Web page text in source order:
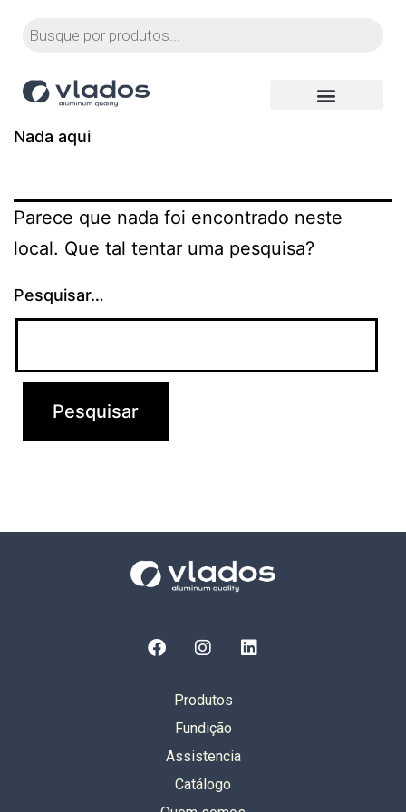
Nada aqui
Parece que nada foi encontrado neste
local. Que tal tentar uma pesquisa?
Pesquisar…
Produtos
Fundição
Assistencia
Catálogo